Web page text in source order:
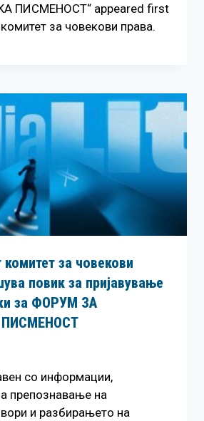
ПИСМЕНОСТ“ appeared first
за човекови права.
за човекови
повик за пријавување
за ФОРУМ ЗА
со информации,
препознавање на
и разбирањето на